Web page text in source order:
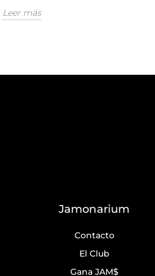
Leer más
Jamonarium
Contacto
El Club
Gana JAM$